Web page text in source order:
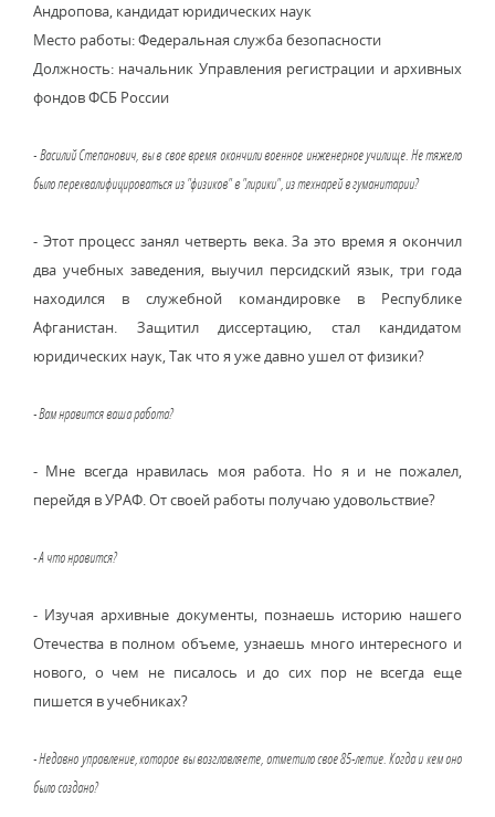
Андропова, кандидат юридических наук
Место работы: Федеральная служба безопасности
Должность: начальник Управления регистрации и архивных
фондов ФСБ России
- Василий Степанович, вы в свое время окончили военное инженерное училище. Не тяжело
было переквалифицироваться из "физиков" в "лирики", из технарей в гуманитарии?
- Этот процесс занял четверть века. За это время я окончил
два учебных заведения, выучил персидский язык, три года
находился в служебной командировке в Республике
Афганистан. Защитил диссертацию, стал кандидатом
юридических наук, Так что я уже давно ушел от физики?
- Вам нравится ваша работа?
- Мне всегда нравилась моя работа. Но я и не пожалел,
перейдя в УРАФ. От своей работы получаю удовольствие?
- А что нравится?
- Изучая архивные документы, познаешь историю нашего
Отечества в полном объеме, узнаешь много интересного и
нового, о чем не писалось и до сих пор не всегда еще
пишется в учебниках?
- Недавно управление, которое вы возглавляете, отметило свое 85-летие. Когда и кем оно
было создано?